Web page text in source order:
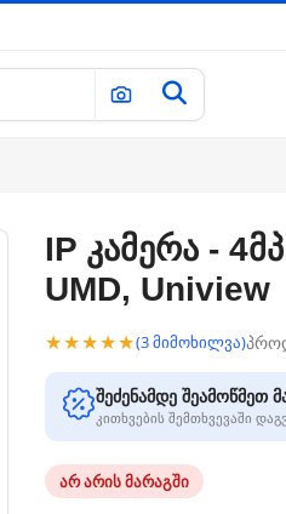
IP კამერა -
UMD, Uniview
★★★★★(3 მიმოხილვა)
შეძენამდე შეამოწმეთ
კითხვების შემთხვევაში
არ არის მარაგში